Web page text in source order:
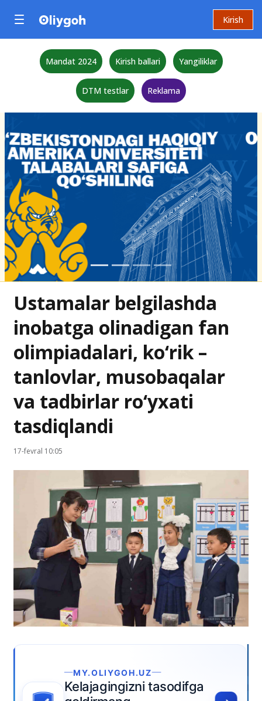
Kirish
Mandat 2024 Kirish ballari Yangiliklar
DTM testlar Reklama
Ustamalar belgilashda
inobatga olinadigan fan
olimpiadalari, ko‘rik –
tanlovlar, musobaqalar
va tadbirlar ro‘yxati
tasdiqlandi
17-fevral 10:05